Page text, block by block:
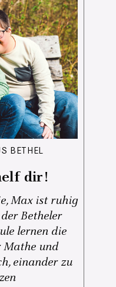
BETHEL
dir!
Max ist ruhig
Betheler
lernen die
und
einander zu